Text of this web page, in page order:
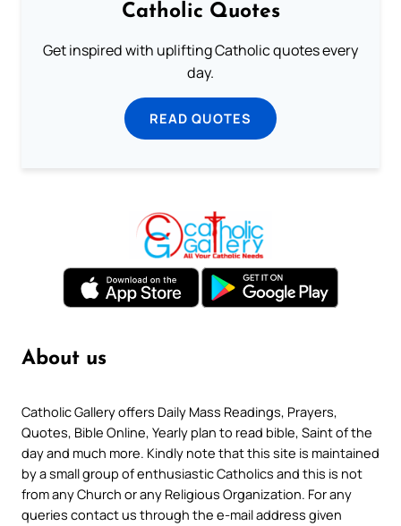
Catholic Quotes
Get inspired with uplifting Catholic quotes every
day.
READ QUOTES
About us
Catholic Gallery offers Daily Mass Readings, Prayers,
Quotes, Bible Online, Yearly plan to read bible, Saint of the
day and much more. Kindly note that this site is maintained
by a small group of enthusiastic Catholics and this is not
from any Church or any Religious Organization. For any
queries contact us through the e-mail address given